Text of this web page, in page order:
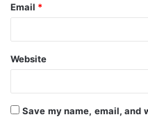
Email *
Website
Save my name, email, and